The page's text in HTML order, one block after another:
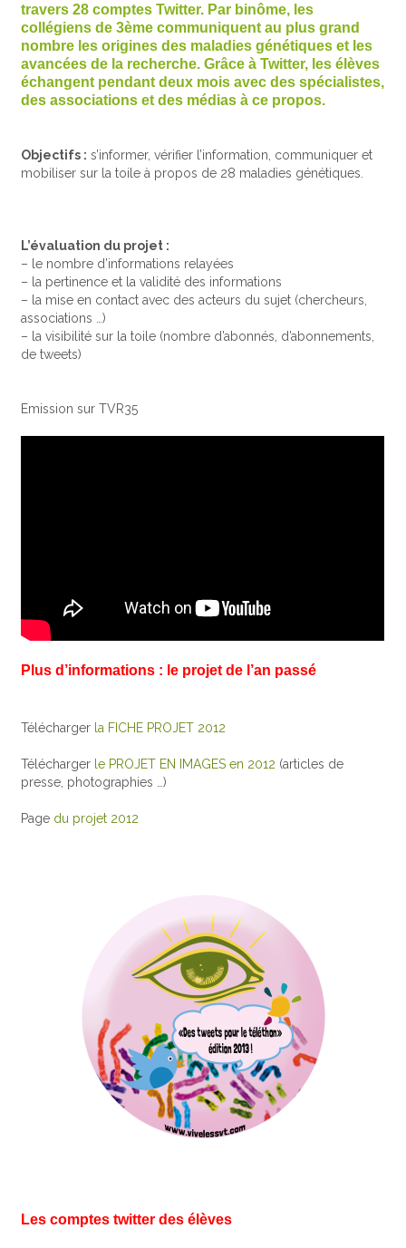
travers 28 comptes Twitter. Par binôme, les
collégiens de 3ème communiquent au plus grand
nombre les origines des maladies génétiques et les
avancées de la recherche. Grâce à Twitter, les élèves
échangent pendant deux mois avec des spécialistes,
des associations et des médias à ce propos.
Objectifs : s’informer, vérifier l’information, communiquer et
mobiliser sur la toile à propos de 28 maladies génétiques.
L’évaluation du projet :
– le nombre d’informations relayées
– la pertinence et la validité des informations
– la mise en contact avec des acteurs du sujet (chercheurs,
associations …)
– la visibilité sur la toile (nombre d’abonnés, d’abonnements,
de tweets)
Emission sur TVR35
Plus d’informations : le projet de l’an passé
Télécharger la FICHE PROJET 2012
Télécharger le PROJET EN IMAGES en 2012 (articles de
presse, photographies …)
Page du projet 2012
Les comptes twitter des élèves